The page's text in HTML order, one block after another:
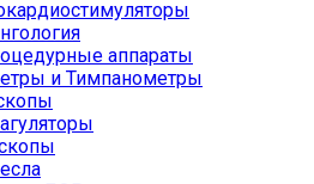
аппараты
и Тимпанометры